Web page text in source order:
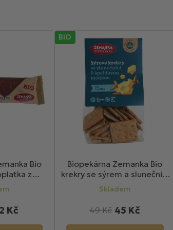
Bio
z
v
40g
Kč
BIO
Biopekárna Zemanka Bio
krekry se sýrem a slunečnicí
100g
Skladem
45 Kč
49 Kč